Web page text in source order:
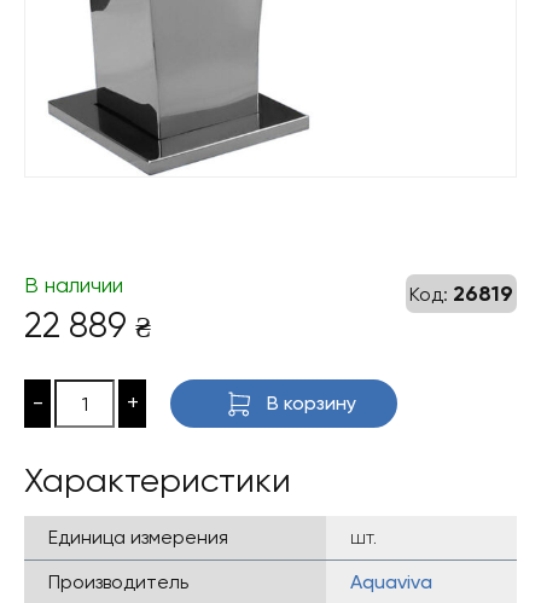
Код: 26819
В наличии
22 889 ₴
- + В корзину
Характеристики
Единица измерения
шт.
Производитель
Aquaviva